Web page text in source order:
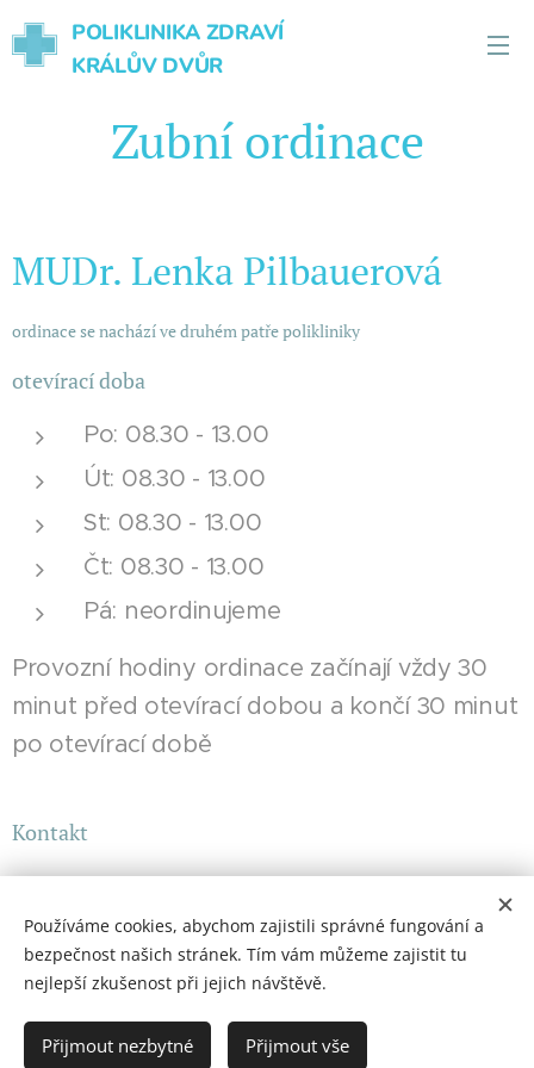
POLIKLINIKA ZDRAVÍ
KRÁLŮV DVŮR
Zubní ordinace
MUDr. Lenka Pilbauerová
ordinace se nachází ve druhém patře polikliniky
otevírací doba
Po: 08.30 - 13.00
Út: 08.30 - 13.00
St: 08.30 - 13.00
Čt: 08.30 - 13.00
Pá: neordinujeme
Provozní hodiny ordinace začínají vždy 30
minut před otevírací dobou a končí 30 minut
po otevírací době
Kontakt
tel.: 773504306
Poliklinika Králův Dvůr | Jsme tu pro vaše zdraví
BH MED s.r.o. ® 2025
Cookies
Používáme cookies, abychom zajistili správné fungování a
bezpečnost našich stránek. Tím vám můžeme zajistit tu
nejlepší zkušenost při jejich návštěvě.
Přijmout nezbytné Přijmout vše